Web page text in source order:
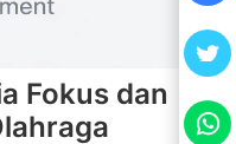
Fokus dan